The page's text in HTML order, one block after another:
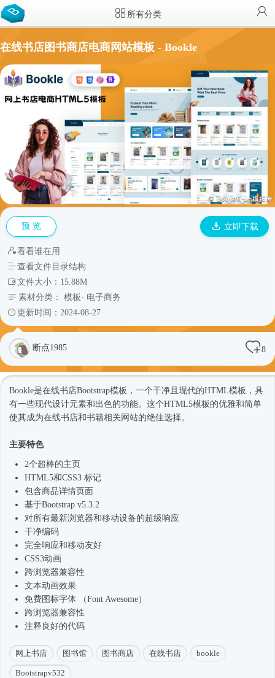
所有分类
在线书店图书商店电商网站模板 - Bookle
预 览 立即下载
看看谁在用
查看文件目录结构
文件大小：15.88M
素材分类： 模板- 电子商务
更新时间：2024-08-27
断点1985 8
Bookle是在线书店Bootstrap模板，一个干净且现代的HTML模板 ，具
有一些现代设计元素和出色的功能。这个HTML5模板 的优雅和简单
使其成为在线书店和书籍相关网站的绝佳选择。
主要特色
2个超棒的主页
HTML5和CSS3 标记
包含商品详情页面
基于Bootstrap v5.3.2
对所有最新浏览器和移动设备的超级响应
干净编码
完全响应和移动友好
CSS3动画
跨浏览器兼容性
文本动画效果
免费图标字体 （Font Awesome）
跨浏览器兼容性
注释良好的代码
网上书店 图书馆 图书商店 在线书店 bookle
Bootstrapv532